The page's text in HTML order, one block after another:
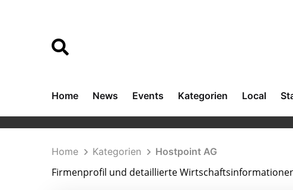
Home News Events Kategorien Local
Home Kategorien Hostpoint AG
Firmenprofil und detaillierte